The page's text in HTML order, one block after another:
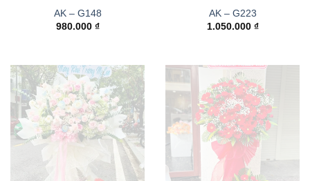
AK – G148
980.000 ₫
AK – G223
1.050.000 ₫